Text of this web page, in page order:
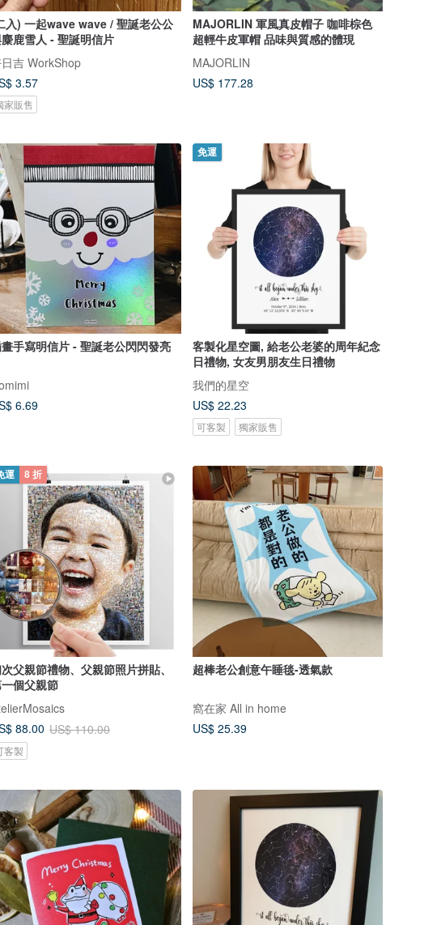
入) 一起wave wave / 聖誕老公公
鹿雪人 - 聖誕明信片
吉 WorkShop
3.57
家販售
MAJORLIN 軍風真皮帽子 咖啡棕色
超輕牛皮軍帽 品味與質感的體現
MAJORLIN
US$ 177.28
手寫明信片 - 聖誕老公閃閃發亮
6.69
免運
客製化星空圖, 給老公老婆的周年紀念
日禮物, 女友男朋友生日禮物
我們的星空
US$ 22.23
可客製 獨家販售
運 8 折
父親節禮物、父親節照片拼貼、
個父親節
88.00 US$ 110.00
客製
超棒老公創意午睡毯-透氣款
窩在家 All in home
US$ 25.39